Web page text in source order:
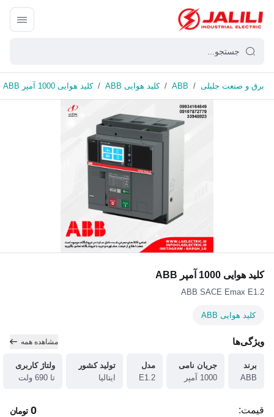
برق و صنعت جلیلی /
ABB
/ کلید هوایی ABB / کلید هوایی 1000 آمپر ABB
کلید هوایی 1000 آمپر ABB
ABB SACE Emax E1.2
کلید هوایی ABB
ویژگی‌ها مشاهده همه
برند
ABB
جریان نامی
1000 آمپر
مدل
E1.2
تولید کشور
ایتالیا
ولتاژ کاربری
تا 690 ولت
قیمت: 0 تومان